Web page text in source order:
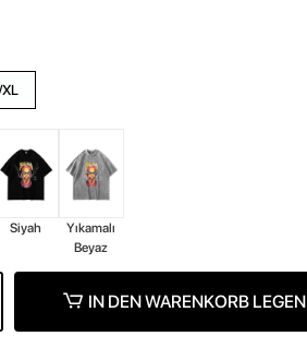
Siyah
Yıkamalı
Beyaz
IN DEN WARENKORB LEGEN